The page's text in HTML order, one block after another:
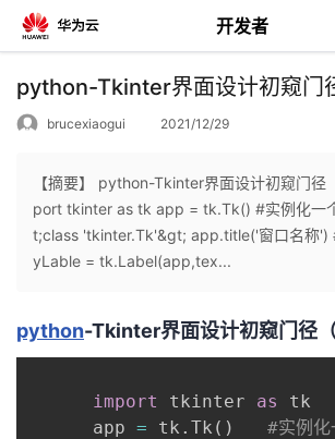
开发者
返
个
python-Tkinter界面设计初窥门
brucexiaogui 2021/12/29
【摘要】 python-Tkinter界面设计初窥门径
port tkinter as tk app = tk.Tk() #实例化一
t;class 'tkinter.Tk'&gt; app.title('窗口名称')
yLable = tk.Label(app,tex...
python-Tkinter界面设计初窥门径（
import tkinter as
tk
      app
= tk . Tk ( )
#实例